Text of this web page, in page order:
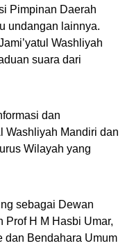
Pimpinan Daerah
undangan lainnya.
Washliyah
suara dari
dan
Washliyah Mandiri dan
Wilayah yang
sebagai Dewan
Prof H M Hasbi Umar,
dan Bendahara Umum